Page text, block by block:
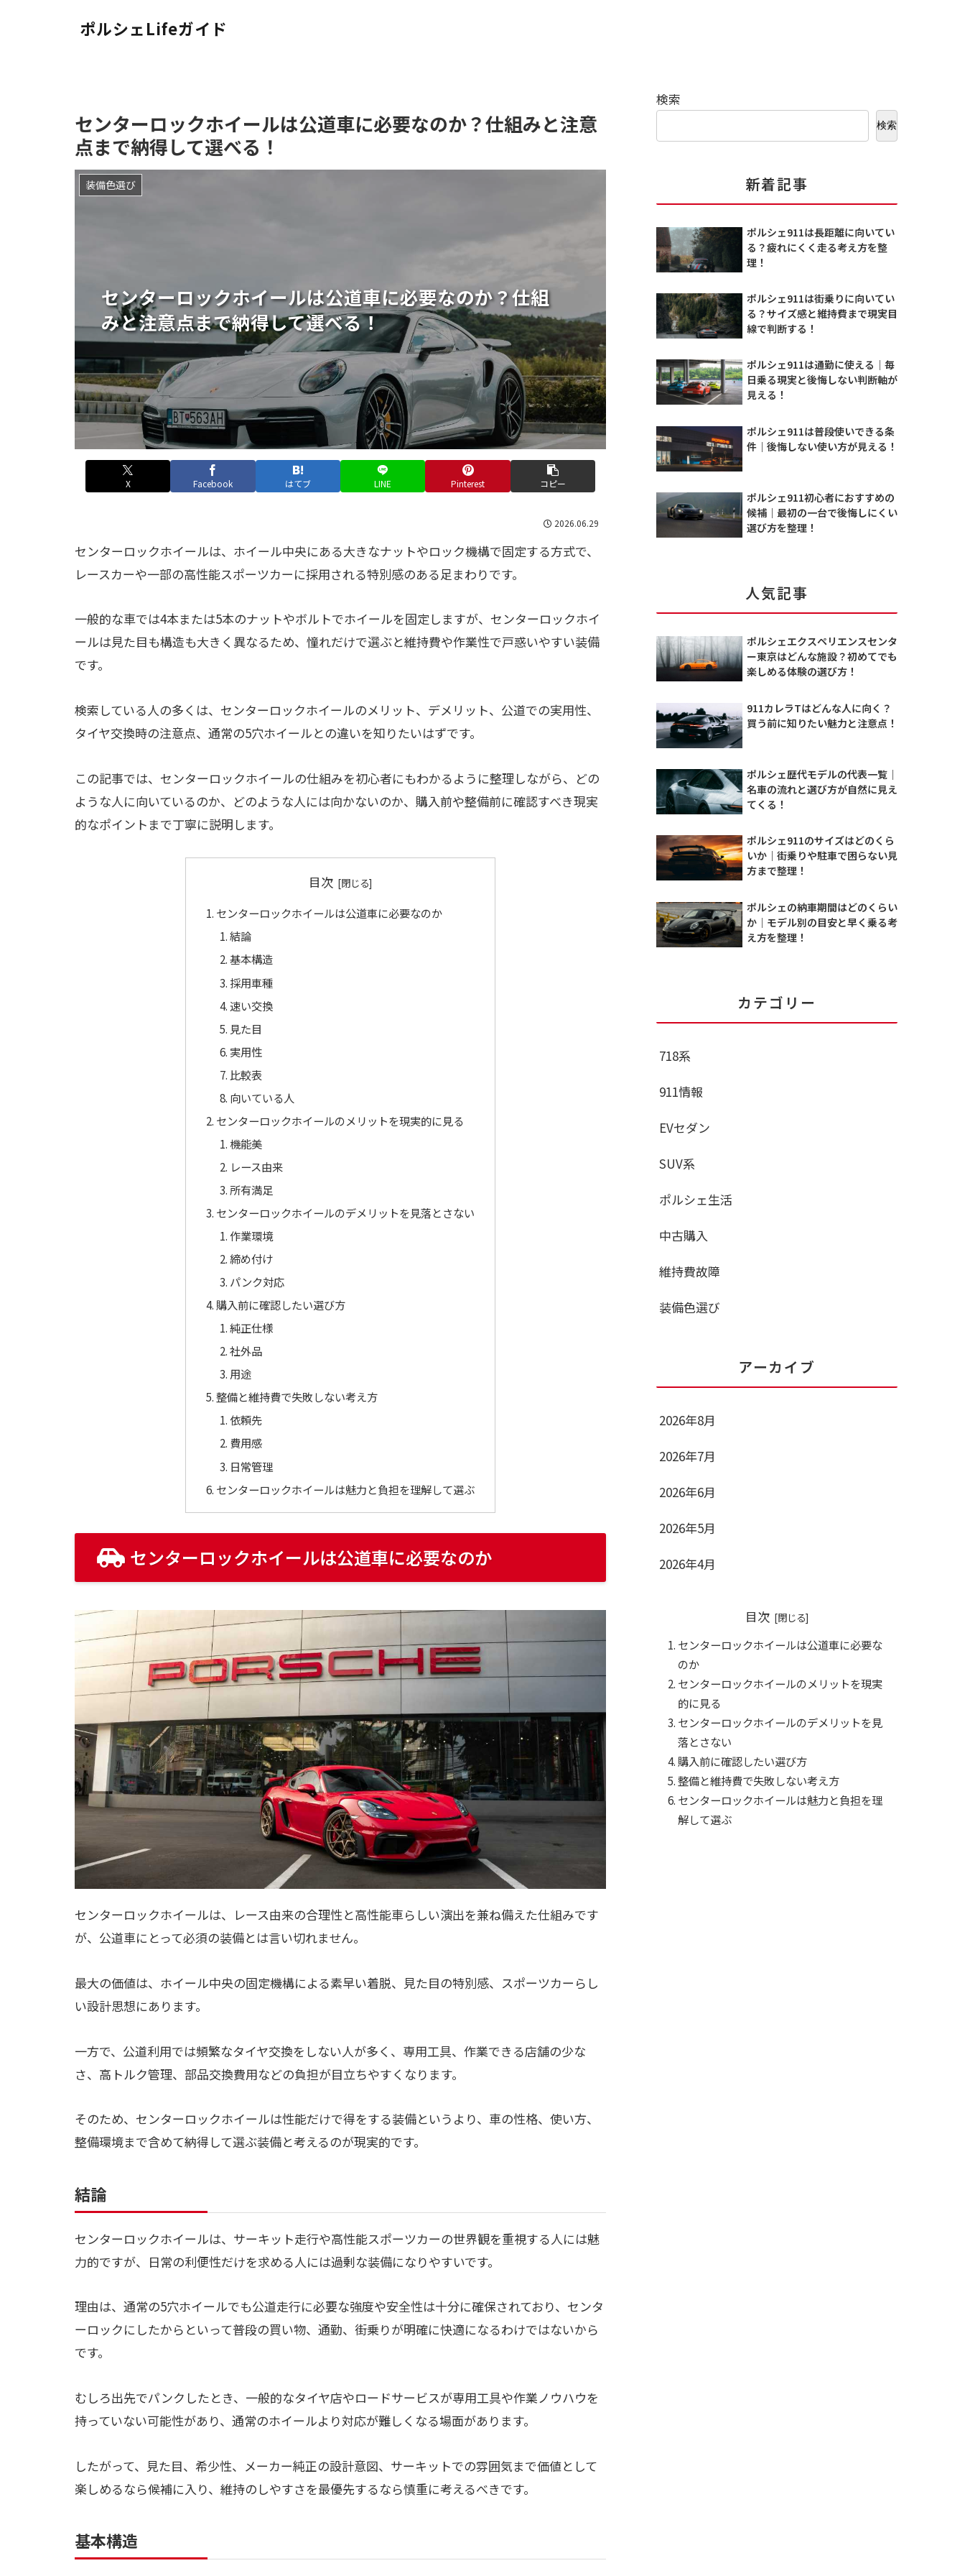
ポルシェLifeガイド
センターロックホイールは公道車に必要なのか？仕組みと注意
点まで納得して選べる！
センターロックホイールは公道車に必要なのか？仕組
みと注意点まで納得して選べる！
装備色選び
X Facebook はてブ LINE Pinterest コピー
2026.06.29
センターロックホイールは、ホイール中央にある大きなナットやロック機構で固定する方式で、
レースカーや一部の高性能スポーツカーに採用される特別感のある足まわりです。
一般的な車では4本または5本のナットやボルトでホイールを固定しますが、センターロックホイ
ールは見た目も構造も大きく異なるため、憧れだけで選ぶと維持費や作業性で戸惑いやすい装備
です。
検索している人の多くは、センターロックホイールのメリット、デメリット、公道での実用性、
タイヤ交換時の注意点、通常の5穴ホイールとの違いを知りたいはずです。
この記事では、センターロックホイールの仕組みを初心者にもわかるように整理しながら、どの
ような人に向いているのか、どのような人には向かないのか、購入前や整備前に確認すべき現実
的なポイントまで丁寧に説明します。
目次
センターロックホイールは公道車に必要なのか
結論
基本構造
採用車種
速い交換
見た目
実用性
比較表
向いている人
センターロックホイールのメリットを現実的に見る
機能美
レース由来
所有満足
センターロックホイールのデメリットを見落とさない
作業環境
締め付け
パンク対応
購入前に確認したい選び方
純正仕様
社外品
用途
整備と維持費で失敗しない考え方
依頼先
費用感
日常管理
センターロックホイールは魅力と負担を理解して選ぶ
センターロックホイールは公道車に必要なのか
センターロックホイールは、レース由来の合理性と高性能車らしい演出を兼ね備えた仕組みです
が、公道車にとって必須の装備とは言い切れません。
最大の価値は、ホイール中央の固定機構による素早い着脱、見た目の特別感、スポーツカーらし
い設計思想にあります。
一方で、公道利用では頻繁なタイヤ交換をしない人が多く、専用工具、作業できる店舗の少な
さ、高トルク管理、部品交換費用などの負担が目立ちやすくなります。
そのため、センターロックホイールは性能だけで得をする装備というより、車の性格、使い方、
整備環境まで含めて納得して選ぶ装備と考えるのが現実的です。
結論
センターロックホイールは、サーキット走行や高性能スポーツカーの世界観を重視する人には魅
力的ですが、日常の利便性だけを求める人には過剰な装備になりやすいです。
理由は、通常の5穴ホイールでも公道走行に必要な強度や安全性は十分に確保されており、センタ
ーロックにしたからといって普段の買い物、通勤、街乗りが明確に快適になるわけではないから
です。
むしろ出先でパンクしたとき、一般的なタイヤ店やロードサービスが専用工具や作業ノウハウを
持っていない可能性があり、通常のホイールより対応が難しくなる場面があります。
したがって、見た目、希少性、メーカー純正の設計意図、サーキットでの雰囲気まで価値として
楽しめるなら候補に入り、維持のしやすさを最優先するなら慎重に考えるべきです。
基本構造
検索
検索
新着記事
ポルシェ911は長距離に向いてい
る？疲れにくく走る考え方を整
理！
ポルシェ911は街乗りに向いてい
る？サイズ感と維持費まで現実目
線で判断する！
ポルシェ911は通勤に使える｜毎
日乗る現実と後悔しない判断軸が
見える！
ポルシェ911は普段使いできる条
件｜後悔しない使い方が見える！
ポルシェ911初心者におすすめの
候補｜最初の一台で後悔しにくい
選び方を整理！
人気記事
ポルシェエクスペリエンスセンタ
ー東京はどんな施設？初めてでも
楽しめる体験の選び方！
911カレラTはどんな人に向く？
買う前に知りたい魅力と注意点！
ポルシェ歴代モデルの代表一覧｜
名車の流れと選び方が自然に見え
てくる！
ポルシェ911のサイズはどのくら
いか｜街乗りや駐車で困らない見
方まで整理！
ポルシェの納車期間はどのくらい
か｜モデル別の目安と早く乗る考
え方を整理！
カテゴリー
718系
911情報
EVセダン
SUV系
ポルシェ生活
中古購入
維持費故障
装備色選び
アーカイブ
2026年8月
2026年7月
2026年6月
2026年5月
2026年4月
目次
センターロックホイールは公道車に必要な
のか
センターロックホイールのメリットを現実
的に見る
センターロックホイールのデメリットを見
落とさない
購入前に確認したい選び方
整備と維持費で失敗しない考え方
センターロックホイールは魅力と負担を理
解して選ぶ